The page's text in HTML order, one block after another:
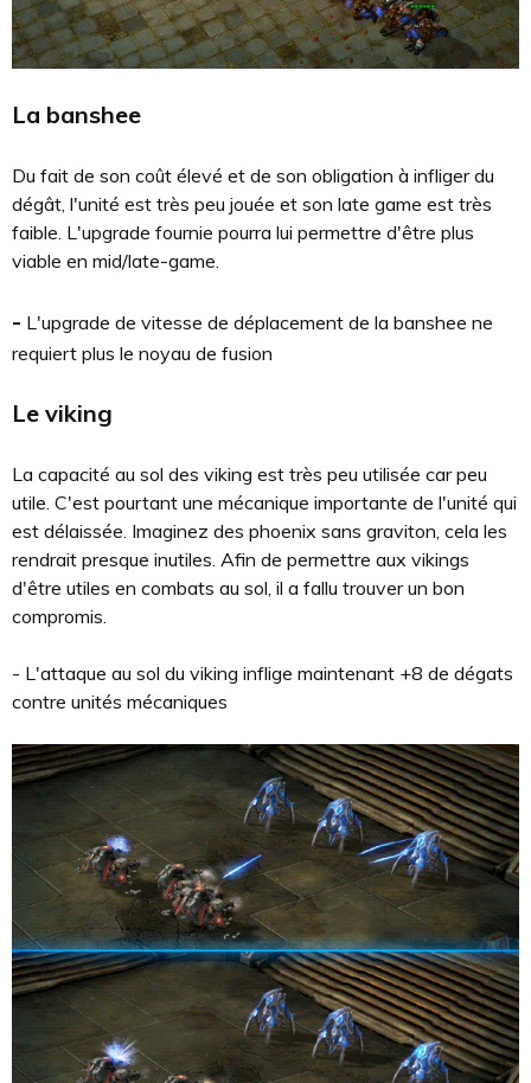
La banshee
Du fait de son coût élevé et de son obligation à infliger du
dégât, l'unité est très peu jouée et son late game est très
faible. L'upgrade fournie pourra lui permettre d'être plus
viable en mid/late-game.
- L'upgrade de vitesse de déplacement de la banshee ne
requiert plus le noyau de fusion
Le viking
La capacité au sol des viking est très peu utilisée car peu
utile. C'est pourtant une mécanique importante de l'unité qui
est délaissée. Imaginez des phoenix sans graviton, cela les
rendrait presque inutiles. Afin de permettre aux vikings
d'être utiles en combats au sol, il a fallu trouver un bon
compromis.
- L'attaque au sol du viking inflige maintenant +8 de dégats
contre unités mécaniques